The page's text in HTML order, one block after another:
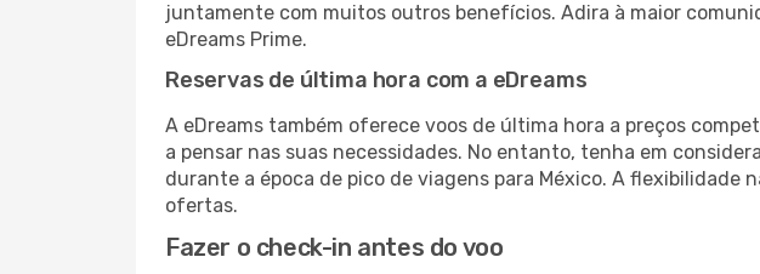
juntamente com muitos outros benefícios. Adira à maior
eDreams Prime.
Reservas de última hora com a eDreams
A eDreams também oferece voos de última hora a preços
a pensar nas suas necessidades. No entanto, tenha em
durante a época de pico de viagens para México. A
ofertas.
Fazer o check-in antes do voo